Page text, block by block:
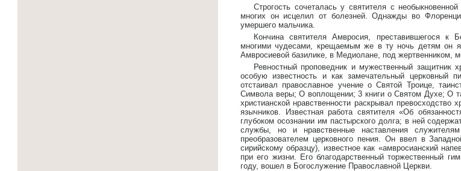
Строгость сочеталась у святителя с
многих он исцелил от болезней. Однажды во
умершего мальчика.
Кончина святителя Амвросия, преставившегося к
многими чудесами, крещаемым же в ту ночь детям он
Амвросиевой базилике, в Медиолане, под жертвенником,
Ревностный проповедник и мужественный защитник
особую известность и как замечательный церковный
отстаивал православное учение о Святой Троице,
Символа веры; О воплощении; 3 книги о Святом Духе; О
христианской нравственности раскрывал превосходство
язычников. Известная работа святителя «Об
глубоком осознании им пастырского долга; в ней
службы, но и нравственные наставления
преобразователем церковного пения. Он ввел в
сирийскому образцу), известное как «амвросианский
при его жизни. Его благодарственный торжественный
году, вошел в Богослужение Православной Церкви.